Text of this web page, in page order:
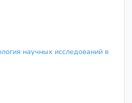
научных исследований в